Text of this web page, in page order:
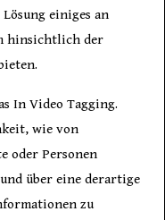
einiges an
hinsichtlich der
In Video Tagging.
wie von
oder Personen
über eine derartige
zu